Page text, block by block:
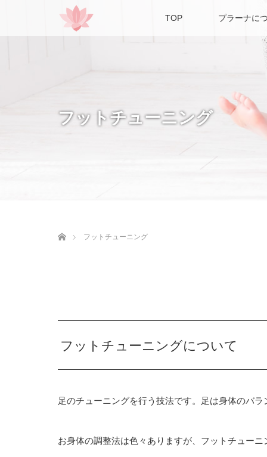
TOP プラーナに
フットチューニング
フットチューニング
フットチューニングについて
足のチューニングを行う技法です。足は身体のバ
お身体の調整法は色々ありますが、フットチュー